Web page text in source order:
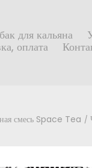
для кальяна
оплата
смесь Space Tea